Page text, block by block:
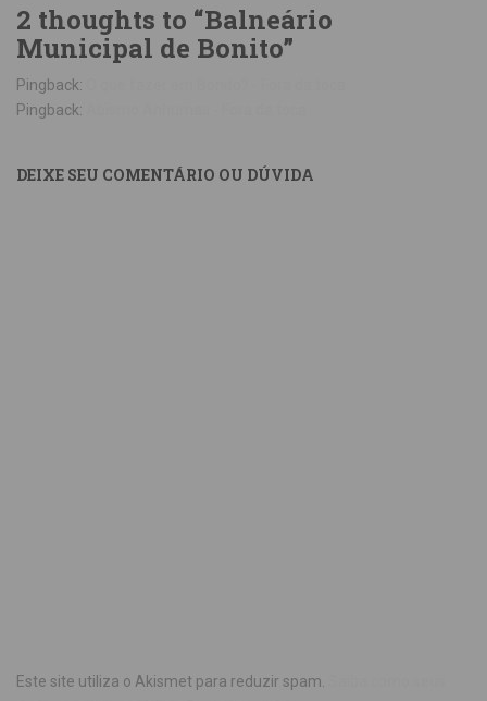
2 thoughts to “Balneário
Municipal de Bonito”
Pingback:
Pingback:
DEIXE SEU COMENTÁRIO OU DÚVIDA
Este site utiliza o Akismet para reduzir spam.